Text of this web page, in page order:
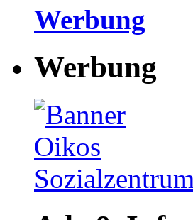
Werbung
Werbung